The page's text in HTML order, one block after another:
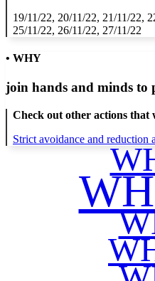
19/11/22, 20/11/22, 21/11/22,
25/11/22, 26/11/22, 27/11/22
• WHY
join hands and minds to
Check out other actions that
Strict avoidance and reduction